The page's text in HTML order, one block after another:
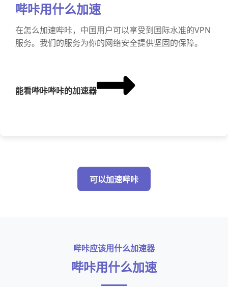
哔咔用什么加速
在怎么加速哔咔，中国用户可以享受到国际水准的VPN
服务。我们的服务为你的网络安全提供坚固的保障。
能看哔咔哔咔的加速器
可以加速哔咔
哔咔应该用什么加速器
哔咔用什么加速